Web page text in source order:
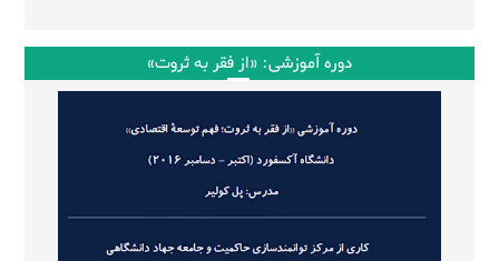
دوره آموزشی: «از فقر به ثروت»